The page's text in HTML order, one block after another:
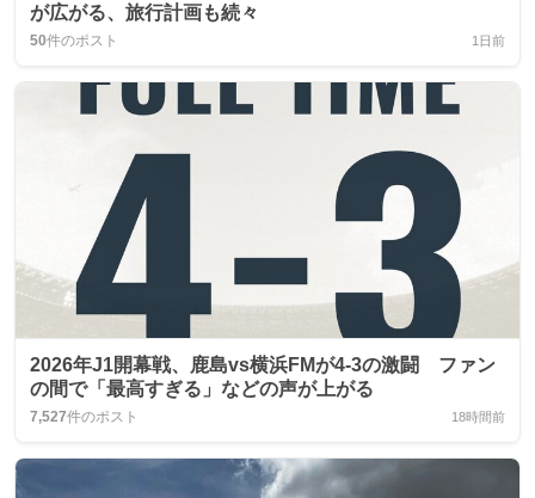
が広がる、旅行計画も続々
50件のポスト 1日前
2026年J1開幕戦、鹿島vs横浜FMが4-3の激闘 ファン
の間で「最高すぎる」などの声が上がる
7,527件のポスト 18時間前